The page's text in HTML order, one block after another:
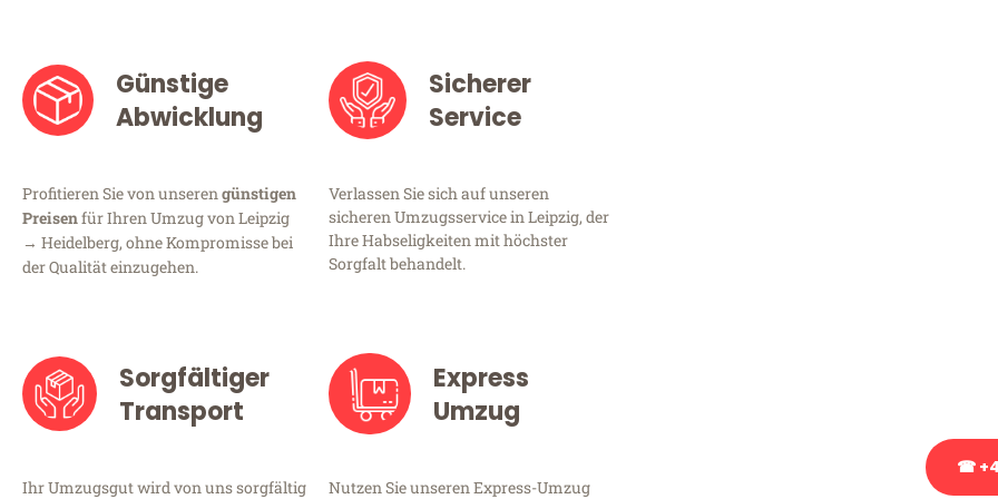
Günstige
Abwicklung
Profitieren Sie von unserengünstigen
Preisenfür Ihren Umzug von Leipzig
→ Heidelberg, ohne Kompromisse bei
der Qualität einzugehen.
Sicherer
Service
Verlassen Sie sich auf unseren
sicheren Umzugsservice in Leipzig, der
Ihre Habseligkeiten mit höchster
Sorgfalt behandelt.
Sorgfältiger
Transport
Ihr Umzugsgut wird von uns sorgfältig
Express
Umzug
Nutzen Sie unseren Express-Umzug
☎